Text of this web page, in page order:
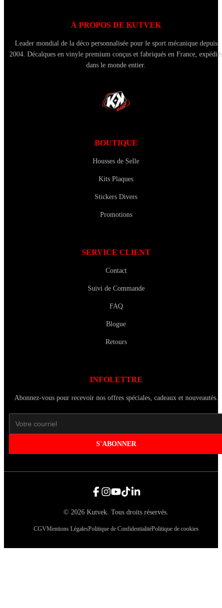
À PROPOS DE KUTVEK
Leader mondial de la déco personnalisée pour le sport mécanique depuis
2004. Décalques en vinyle premium conçus et fabriqués en France,
dans le monde entier.
BOUTIQUE
Housses de Selle
Kits Plaques
Stickers Divers
Promotions
SERVICE CLIENT
Contact
Suivi de Commande
FAQ
Blogue
Retours
INFOLETTRE
Abonnez-vous pour recevoir nos offres spéciales, cadeaux et nouveautés.
S'ABONNER
© 2026 Kutvek. Tous droits réservés.
CGVMentions LégalesPolitique de ConfidentialitéPolitique de cookies